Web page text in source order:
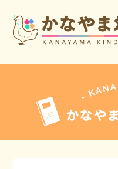
- KANA
かなや